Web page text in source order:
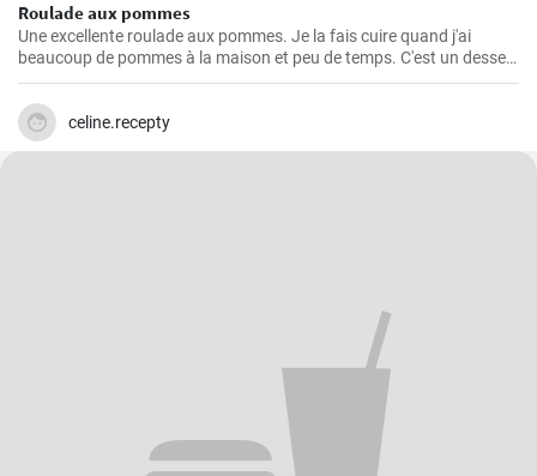
Roulade aux pommes
Une excellente roulade aux pommes. Je la fais cuire quand j'ai
beaucoup de pommes à la maison et peu de temps. C'est un dessert
rapide et facile qui plait toujours.
celine.recepty